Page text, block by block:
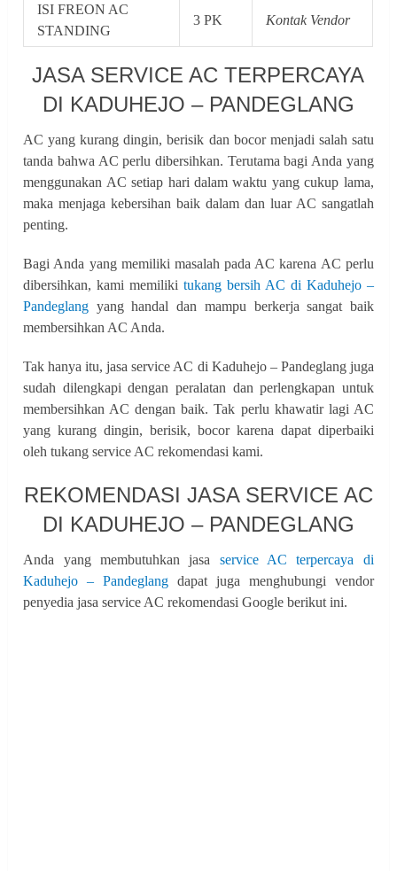
ISI FREON AC
STANDING
3 PK Kontak Vendor
JASA SERVICE AC TERPERCAYA
DI KADUHEJO – PANDEGLANG
AC yang kurang dingin, berisik dan bocor menjadi salah satu
tanda bahwa AC perlu dibersihkan. Terutama bagi Anda yang
menggunakan AC setiap hari dalam waktu yang cukup lama,
maka menjaga kebersihan baik dalam dan luar AC sangatlah
penting.
Bagi Anda yang memiliki masalah pada AC karena AC perlu
dibersihkan, kami memilikitukang bersih AC di Kaduhejo –
Pandeglang yang handal dan mampu berkerja sangat baik
membersihkan AC Anda.
Tak hanya itu, jasa service AC di Kaduhejo – Pandeglang juga
sudah dilengkapi dengan peralatan dan perlengkapan untuk
membersihkan AC dengan baik. Tak perlu khawatir lagi AC
yang kurang dingin, berisik, bocor karena dapat diperbaiki
oleh tukang service AC rekomendasi kami.
REKOMENDASI JASA SERVICE AC
DI KADUHEJO – PANDEGLANG
Anda yang membutuhkan jasa service AC terpercaya di
Kaduhejo – Pandeglang dapat juga menghubungi vendor
penyedia jasa service AC rekomendasi Google berikut ini.